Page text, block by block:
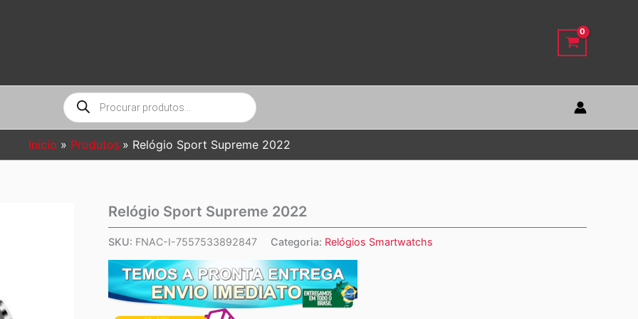
Pesquisar
produtos
Início Produtos Relógio Sport Supreme 2022
Relógio Sport Supreme 2022
SKU: FNAC-I-7557533892847 Categoria: Relógios Smartwatchs